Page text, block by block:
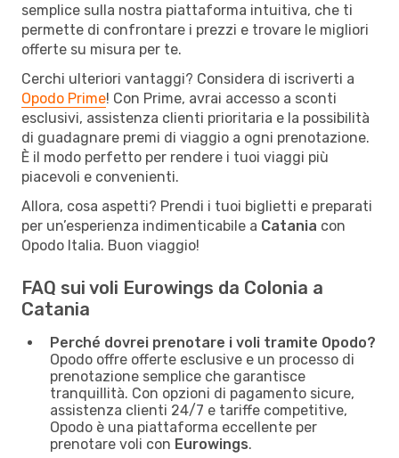
semplice sulla nostra piattaforma intuitiva, che ti
permette di confrontare i prezzi e trovare le migliori
offerte su misura per te.
Cerchi ulteriori vantaggi? Considera di iscriverti a
Opodo Prime! Con Prime, avrai accesso a sconti
esclusivi, assistenza clienti prioritaria e la possibilità
di guadagnare premi di viaggio a ogni prenotazione.
È il modo perfetto per rendere i tuoi viaggi più
piacevoli e convenienti.
Allora, cosa aspetti? Prendi i tuoi biglietti e preparati
per un’esperienza indimenticabile a Catania con
Opodo Italia. Buon viaggio!
FAQ sui voli Eurowings da Colonia a
Catania
Perché dovrei prenotare i voli tramite Opodo?
Opodo offre offerte esclusive e un processo di
prenotazione semplice che garantisce
tranquillità. Con opzioni di pagamento sicure,
assistenza clienti 24/7 e tariffe competitive,
Opodo è una piattaforma eccellente per
prenotare voli con Eurowings.